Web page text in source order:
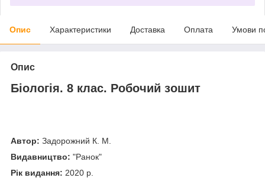
Опис Характеристики Доставка Оплата Умови
Опис
Біологія. 8 клас. Робочий зошит
Автор: Задорожний К. М.
Видавництво: "Ранок"
Рік видання: 2020 р.